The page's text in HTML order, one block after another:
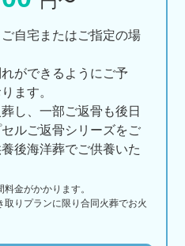
自宅またはご指定の場
ができるようにご予
ます。
し、一部ご返骨も後日
ルご返骨シリーズをご
後海洋葬でご供養いた
料金がかかります。
りプランに限り合同火葬でお火